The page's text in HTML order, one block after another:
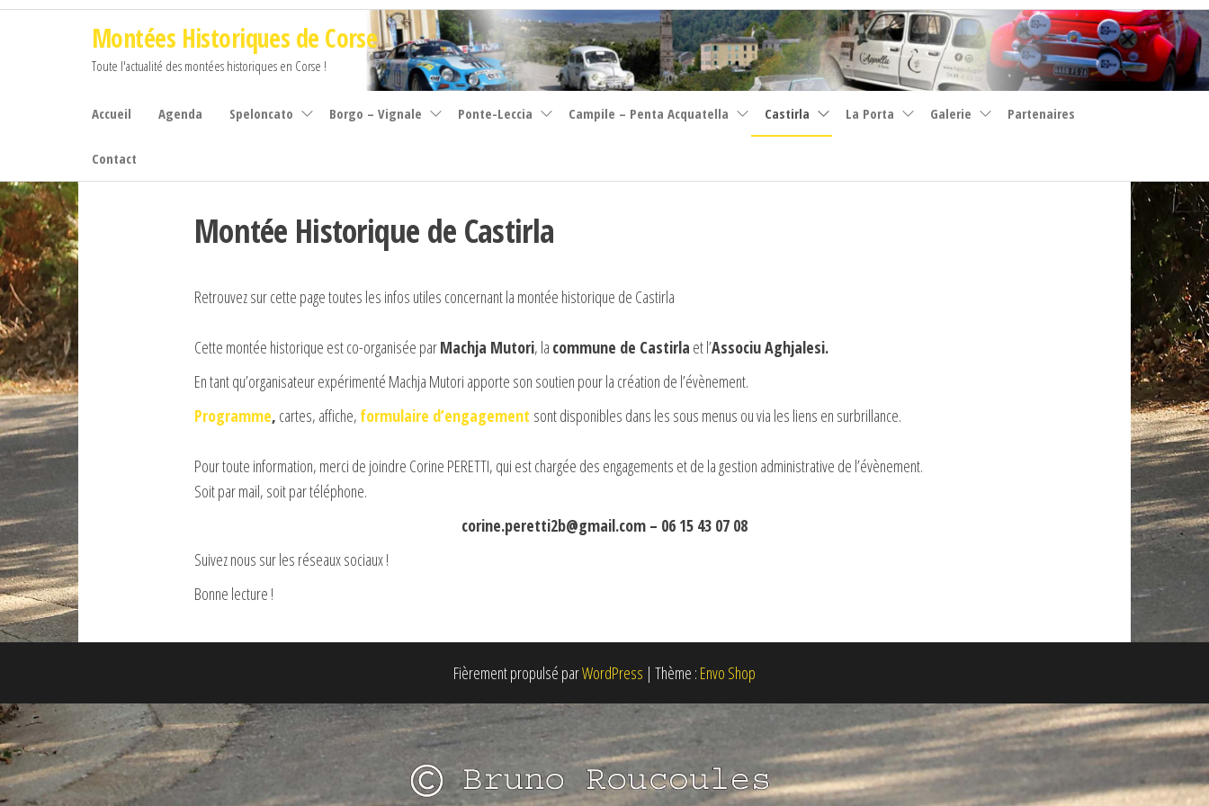
Aller
Montées Historiques de Corse
Toute l'actualité des montées historiques en Corse !
Accueil Agenda Speloncato Borgo – Vignale Ponte-Leccia Campile – Penta Acquatella Castirla La Porta Galerie Partenaires
Contact
Montée Historique de Castirla
Retrouvez sur cette page toutes les infos utiles concernant la montée historique de Castirla
Cette montée historique est co-organisée parMachja Mutori, la commune de Castirla et l’Associu Aghjalesi.
En tant qu’organisateur expérimenté Machja Mutori apporte son soutien pour la création de l’évènement.
Programme, cartes, affiche, formulaire d’engagement sont disponibles dans les sous menus ou via les liens en surbrillance.
Pour toute information, merci de joindre Corine PERETTI, qui est chargée des engagements et de la gestion administrative de l’évènement.
Soit par mail, soit par téléphone.
corine.peretti2b@gmail.com – 06 15 43 07 08
Suivez nous sur les réseaux sociaux !
Bonne lecture !
Fièrement propulsé parWordPress | Thème : Envo Shop